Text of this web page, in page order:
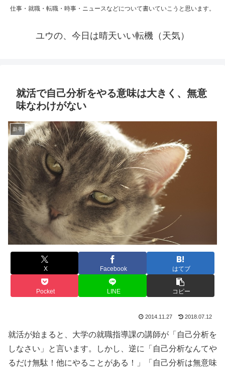
仕事・就職・転職・時事・ニュースなどについて書いていこうと思います。
ユウの、今日は晴天いい転機（天気）
就活で自己分析をやる意味は大きく、無意
味なわけがない
新卒
X Facebook はてブ
Pocket LINE コピー
2014.11.27 2018.07.12
就活が始まると、大学の就職指導課の講師が「自己分析を
しなさい」と言います。しかし、逆に「自己分析なんてや
るだけ無駄！他にやることがある！」「自己分析は無意味